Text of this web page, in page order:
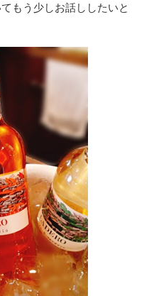
もう少しお話ししたいと